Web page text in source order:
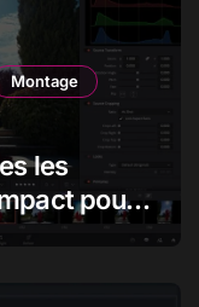
Montage
les
pour
et